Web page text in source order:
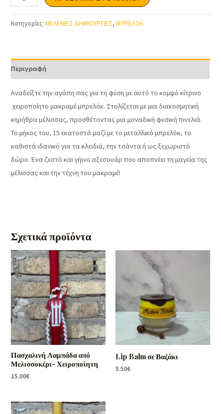
Κατηγορίες:ΜΕΛΕΝΙΕΣ ΔΗΜΙΟΥΡΓΙΕΣ,ΜΠΡΕΛΟΚ
Περιγραφή
Αναδείξτε την αγάπη σας για τη φύση με αυτό το κομψό κίτρινο
χειροποίητο μακραμέ μπρελόκ. Στολίζεται με μια διακοσμητική
κηρήθρα μέλισσας, προσθέτοντας μια μοναδική φυσική πινελιά.
Το μήκος του, 15 εκατοστά μαζί με το μεταλλικό μπρελόκ, το
καθιστά ιδανικό για τα κλειδιά, την τσάντα ή ως ξεχωριστό
δώρο. Ένα ζεστό και γήινο αξεσουάρ που αποπνέει τη μαγεία της
μέλισσας και την τέχνη του μακραμέ!
Σχετικά προϊόντα
Πασχαλινή Λαμπάδα από
Μελισσοκέρι- Χειροποίητη
15.00€
Lip Balm σε Βαζάκι
5.50€